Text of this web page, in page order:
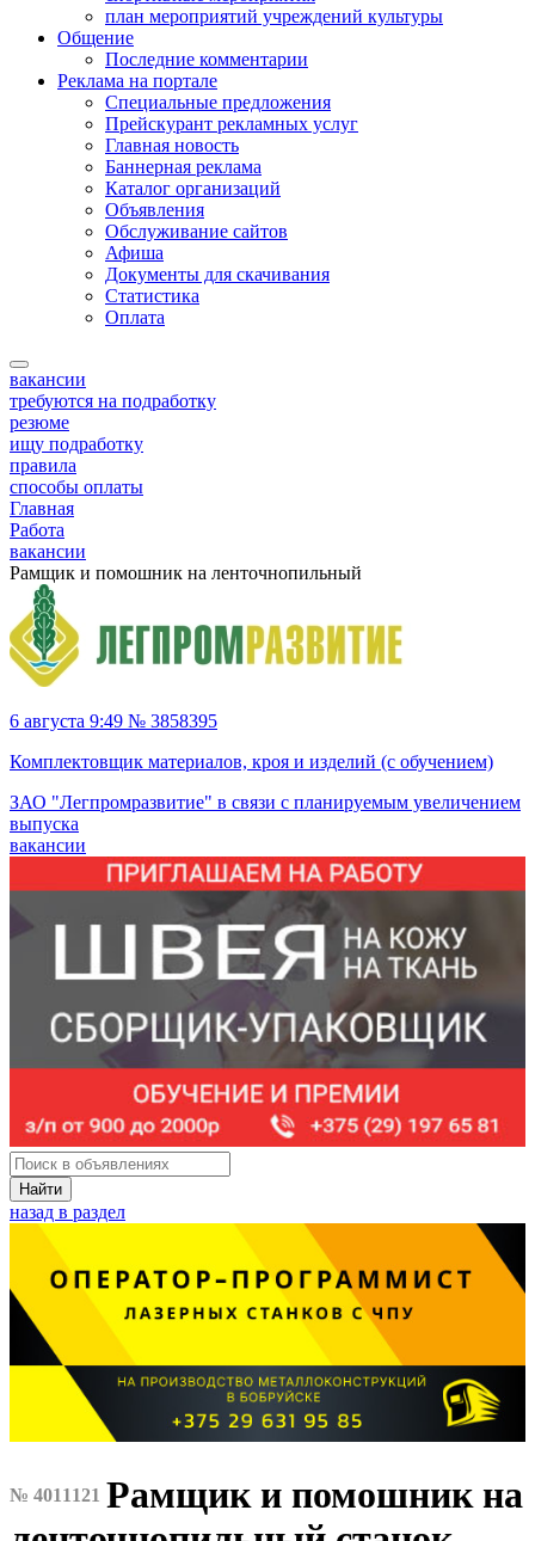
план мероприятий учреждений культуры
Общение
Последние комментарии
Реклама на портале
Специальные предложения
Прейскурант рекламных услуг
Главная новость
Баннерная реклама
Каталог организаций
Объявления
Обслуживание сайтов
Афиша
Документы для скачивания
Статистика
Оплата
вакансии
требуются на подработку
резюме
ищу подработку
правила
способы оплаты
Главная
Работа
вакансии
Рамщик и помошник на ленточнопильный
6 августа 9:49 № 3858395
Комплектовщик материалов, кроя и изделий (с обучением)
ЗАО "Легпромразвитие" в связи с планируемым увеличением
выпуска
вакансии
Найти
назад в раздел
№ 4011121 Рамщик и помошник на